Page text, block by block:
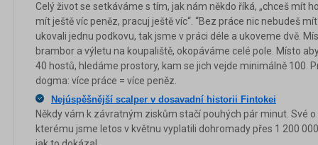
Celý život se setkáváme s tím, jak nám někdo říká, „chceš mít
mít ještě víc peněz, pracuj ještě víc“. “Bez práce nic nebudeš
ukovali jednu podkovu, tak jsme v práci déle a ukoveme dvě.
brambor a výletu na koupaliště, okopáváme celé pole. Místo
40 hostů, hledáme prostory, kam se jich vejde minimálně 100.
dogma: více práce = více peněz.
Nejúspěšnější scalper v dosavadní historii Fintokei
Někdy vám k závratným ziskům stačí pouhých pár minut. Své
kterému jsme letos v květnu vyplatili dohromady přes 1 200